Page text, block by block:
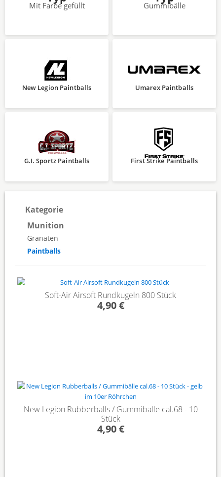
Mit Farbe gefüllt Gummibälle
New Legion Paintballs Umarex Paintballs
G.I. Sportz Paintballs First Strike Paintballs
Kategorie
Munition
Granaten
Paintballs
Soft-Air Airsoft Rundkugeln 800 Stück
4,90 €
New Legion Rubberballs / Gummibälle cal.68 - 10
Stück
4,90 €